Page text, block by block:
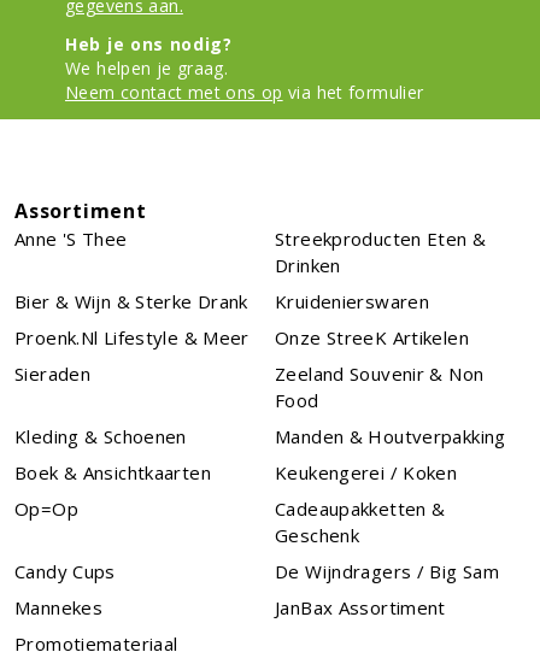
gegevens aan.
Heb je ons nodig?
We helpen je graag.
Neem contact met ons op via het formulier
Assortiment
Anne 's Thee
Streekproducten Eten &
Drinken
Bier & Wijn & Sterke Drank
Kruidenierswaren
Proenk.nl Lifestyle & Meer
Onze StreeK Artikelen
Sieraden
Zeeland Souvenir & Non
Food
Kleding & Schoenen
Manden & Houtverpakking
Boek & Ansichtkaarten
Keukengerei / Koken
Op=Op
Cadeaupakketten &
Geschenk
Candy Cups
De Wijndragers / Big Sam
Mannekes
JanBax Assortiment
Promotiemateriaal